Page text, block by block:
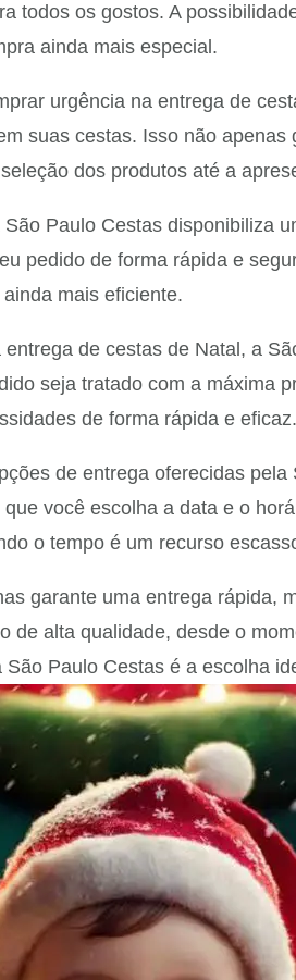
todos os gostos. A
ainda mais especial.
urgência na entrega de
suas cestas. Isso não
dos produtos até a
Paulo Cestas disponibiliza
pedido de forma rápida e
mais eficiente.
de cestas de Natal, a
seja tratado com a
de forma rápida e eficaz.
de entrega oferecidas
você escolha a data e o
o tempo é um recurso
garante uma entrega
de alta qualidade, desde o
Paulo Cestas é a escolha